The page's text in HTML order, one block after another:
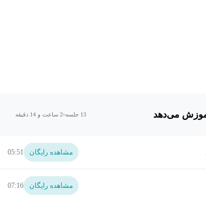
13 جلسه 2 ساعت و 14 دقیقه
مشاهده رایگان 05:51
مشاهده رایگان 07:16